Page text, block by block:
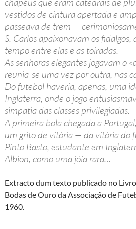
vestidos de cintura apertada e
passeava de trem —
S. Carlos apaixonavam os
tempo entre elas e as toiradas.
As senhoras elegantes jogavam o
reunia-se uma vez por outra, nas
Do futebol haveria, apenas, uma
Inglaterra, onde o jogo
simpatia das classes privilegiadas.
A primeira bola chegada a
um grito de vitória — da vitória do
Pinto Basto, estudante em
Albion, como uma jóia rara…
Extracto dum texto publicado no
Bodas de Ouro da Associação de
1960.